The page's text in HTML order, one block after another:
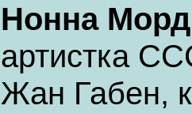
Нонна
артистка
Жан Габен,